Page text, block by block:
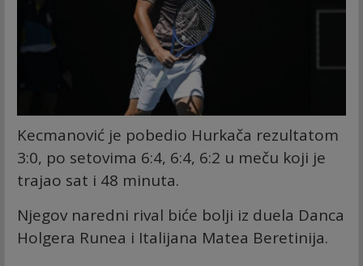
Kecmanović je pobedio Hurkača rezultatom
3:0, po setovima 6:4, 6:4, 6:2 u meču koji je
trajao sat i 48 minuta.
Njegov naredni rival biće bolji iz duela Danca
Holgera Runea i Italijana Matea Beretinija.